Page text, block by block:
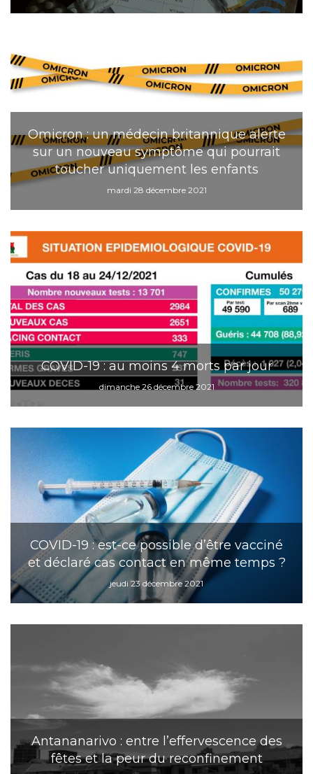
Omicron : un médecin britannique alerte
sur un nouveau symptôme qui pourrait
toucher uniquement les enfants
mardi 28 décembre 2021
COVID-19 : au moins 4 morts par jour
dimanche 26 décembre 2021
COVID-19 : est-ce possible d’être vacciné
et déclaré cas contact en même temps ?
jeudi 23 décembre 2021
Antananarivo : entre l’effervescence des
fêtes et la peur du reconfinement